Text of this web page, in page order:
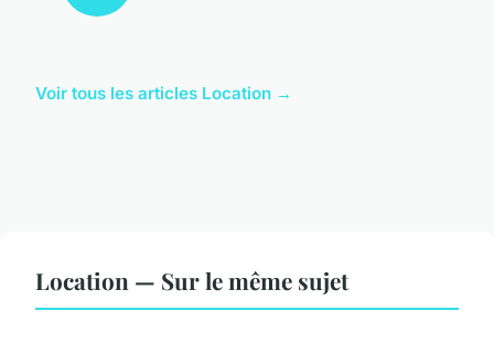
Voir tous les articles Location →
Location — Sur le même sujet